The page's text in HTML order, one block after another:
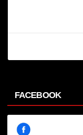
FACEBOOK